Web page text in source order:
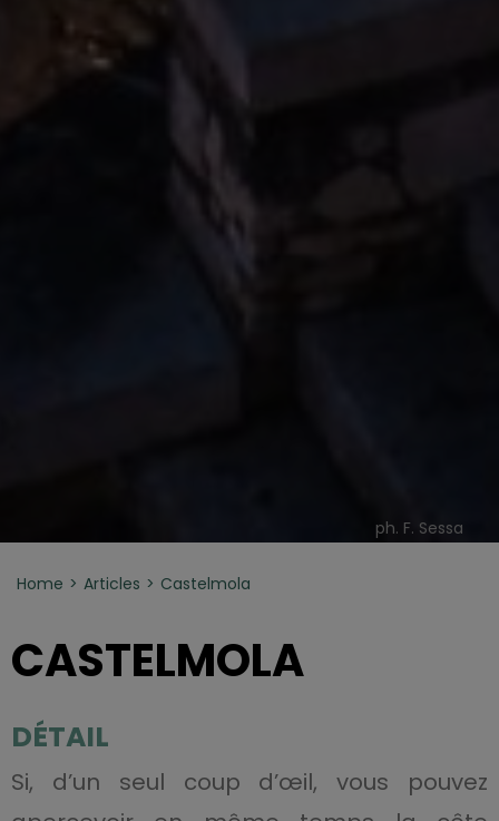
ph. F. Sessa
Home Articles Castelmola
CASTELMOLA
DÉTAIL
Si, d’un seul coup d’œil, vous pouvez